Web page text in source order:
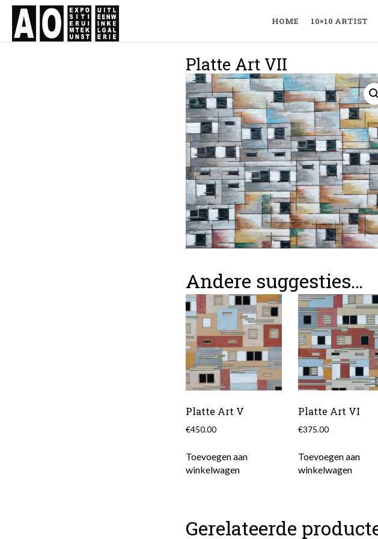
HOME 10×10 ARTIST
Platte Art VII
Andere suggesties…
Platte Art V
€450.00
Toevoegen aan
winkelwagen
Platte Art VI
€375.00
Toevoegen aan
winkelwagen
Gerelateerde